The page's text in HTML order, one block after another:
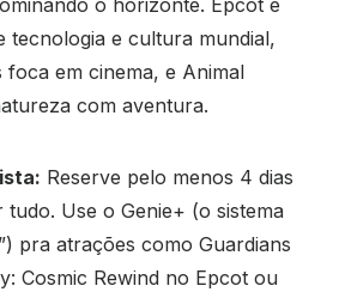
o horizonte. Epcot é
tecnologia e cultura mundial,
em cinema, e Animal
com aventura.
Reserve pelo menos 4 dias
Use o Genie+ (o sistema
pra atrações como Guardians
Cosmic Rewind no Epcot ou